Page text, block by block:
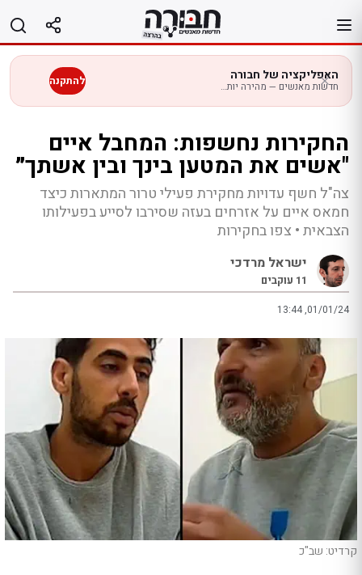
לתוכן
האפליקציה של חבורה
חדשות מאנשים — מהירה יותר בנייד להתקנה
החקירות נחשפות: המחבל איים
"אשים את המטען בינך ובין אשתך״
צה"ל חשף עדויות מחקירת פעילי טרור המתארות כיצד
חמאס איים על אזרחים בעזה שסירבו לסייע בפעילותו
הצבאית • צפו בחקירות
ישראל מרדכי
11 עוקבים
13:44 ,01/01/24
קרדיט: שב"כ